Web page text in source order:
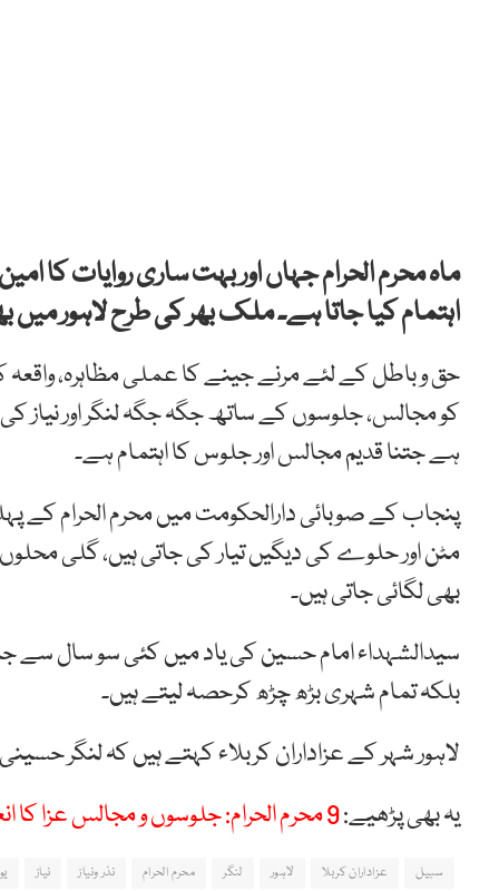
ماہ محرم الحرام جہاں اور بہت ساری روایات کا
اہتمام کیا جاتا ہے۔ ملک بھر کی طرح لاہور میں
حق و باطل کے لئے مرنے جینے کا عملی مظاہرہ، واقعہ
کو مجالس، جلوسوں کے ساتھ جگہ جگہ لنگر اور نیاز
ہے جتنا قدیم مجالس اور جلوس کا اہتمام ہے۔
پنجاب کے صوبائی دارالحکومت میں محرم الحرام کے
مٹن اور حلوے کی دیگیں تیار کی جاتی ہیں، گلی محلوں
بھی لگائی جاتی ہیں۔
سیدالشہداء امام حسین کی یاد میں کئی سو سال سے
بلکہ تمام شہری بڑھ چڑھ کرحصہ لیتے ہیں۔
لاہور شہر کے عزاداران کربلاء کہتے ہیں کہ لنگر
یہ بھی پڑھیے:9 محرم الحرام: جلوسوں و مجالس عزا کا انعقاد، سیکیورٹی سخت
سبیل عزاداران کربلا لاہور لنگر محرم الحرام نذر ونیاز نیاز